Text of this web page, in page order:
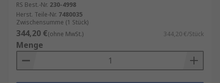
RS Best.-Nr. 230-4998
Herst. Teile-Nr. 7480035
Zwischensumme (1 Stück)
344,20 €(ohne MwSt.) 344,20 €/Stück
Menge